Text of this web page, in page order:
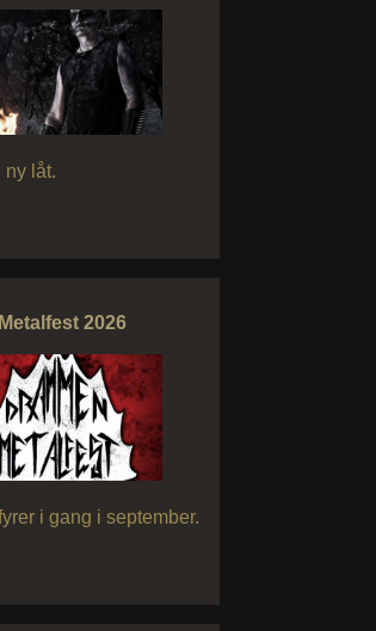
ny låt.
2026
i gang i september.